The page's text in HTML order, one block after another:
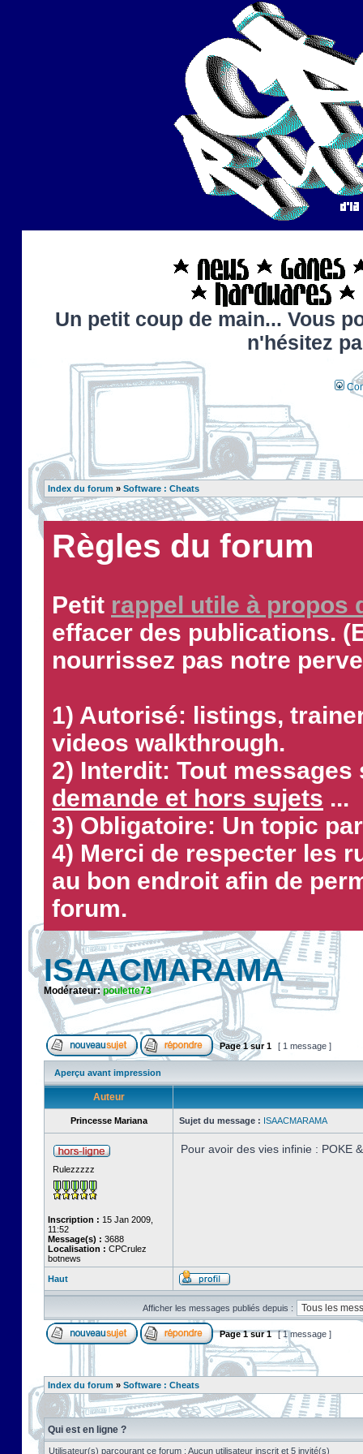
Un petit coup de main... Vous
n'hésitez
Index du forum » Software : Cheats
Règles du forum
Petit rappel utile à propos
effacer des publications.
nourrissez pas notre
1) Autorisé: listings,
videos walkthrough.
2) Interdit: Tout
demande et hors sujets ...
3) Obligatoire: Un topic
4) Merci de respecter les
au bon endroit afin de
forum.
ISAACMARAMA
Modérateur:poulette73
Page1sur1 [ 1 message ]
Aperçu avant impression
Auteur
Princesse Mariana Sujet du message : ISAACMARAMA
Rulezzzzz
Inscription : 15 Jan 2009,
11:52
Message(s) : 3688
Localisation : CPCrulez
botnews
Pour avoir des vies infinie : POKE
Haut
Afficher les messages publiés depuis :
Page1sur1 [ 1 message ]
Index du forum » Software : Cheats
Qui est en ligne ?
Utilisateur(s) parcourant ce forum : Aucun utilisateur inscrit et 5 invité(s)